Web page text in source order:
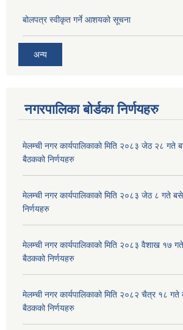
बोलपत्र स्वीकृत गर्ने आशयको सूचना
अन्य
नगरपालिका बोर्डका निर्णयहरु
मेलम्ची नगर कार्यपालिकाको मिति २०८३ जेठ २८ गते
बैठकको निर्णयहरु
मेलम्ची नगर कार्यपालिकाको मिति २०८३ जेठ ८ गते
निर्णयहरु
मेलम्ची नगर कार्यपालिकाको मिति २०८३ वैशाख १७
बैठकको निर्णयहरु
मेलम्ची नगर कार्यपालिकाको मिति २०८२ चैत्र १८ गते
बैठकको निर्णयहरु